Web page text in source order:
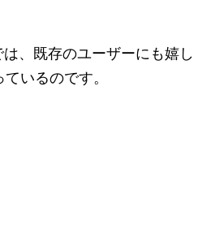
、既存のユーザーにも嬉し
いるのです。